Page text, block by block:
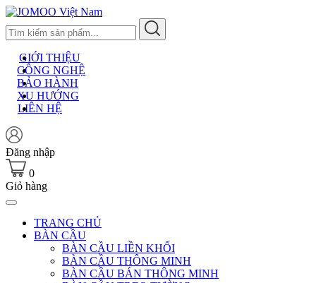
Skip
to
content
GIỚI THIỆU
CÔNG NGHỆ
BẢO HÀNH
XU HƯỚNG
LIÊN HỆ
Đăng nhập
0
Giỏ hàng
TRANG CHỦ
BÀN CẦU
BÀN CẦU LIỀN KHỐI
BÀN CẦU THÔNG MINH
BÀN CẦU BÁN THÔNG MINH